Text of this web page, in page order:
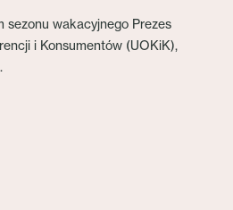
sezonu wakacyjnego Prezes
i Konsumentów (UOKiK),